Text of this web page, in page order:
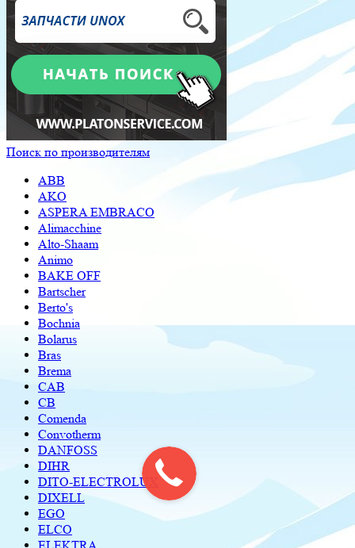
Поиск по производителям
ABB
AKO
ASPERA EMBRACO
Alimacchine
Alto-Shaam
Animo
BAKE OFF
Bartscher
Berto's
Bochnia
Bolarus
Bras
Brema
CAB
CB
Comenda
Convotherm
DANFOSS
DIHR
DITO-ELECTROLUX
DIXELL
EGO
ELCO